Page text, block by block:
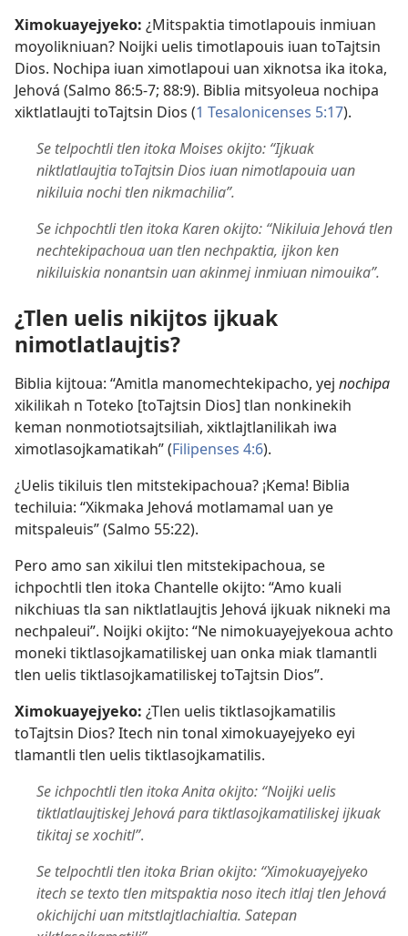
Ximokuayejyeko: ¿Mitspaktia timotlapouis inmiuan
moyolikniuan? Noijki uelis timotlapouis iuan toTajtsin
Dios. Nochipa iuan ximotlapoui uan xiknotsa ika itoka,
Jehová (Salmo 86:5-7; 88:9). Biblia mitsyoleua nochipa
xiktlatlaujti toTajtsin Dios (1 Tesalonicenses 5:17).
Se telpochtli tlen itoka Moises okijto: “Ijkuak
niktlatlaujtia toTajtsin Dios iuan nimotlapouia uan
nikiluia nochi tlen nikmachilia”.
Se ichpochtli tlen itoka Karen okijto: “Nikiluia Jehová tlen
nechtekipachoua uan tlen nechpaktia, ijkon ken
nikiluiskia nonantsin uan akinmej inmiuan nimouika”.
¿Tlen uelis nikijtos ijkuak
nimotlatlaujtis?
Biblia kijtoua: “Amitla manomechtekipacho, yej nochipa
xikilikah n Toteko [toTajtsin Dios] tlan nonkinekih
keman nonmotiotsajtsiliah, xiktlajtlanilikah iwa
ximotlasojkamatikah” (Filipenses 4:6).
¿Uelis tikiluis tlen mitstekipachoua? ¡Kema! Biblia
techiluia: “Xikmaka Jehová motlamamal uan ye
mitspaleuis” (Salmo 55:22).
Pero amo san xikilui tlen mitstekipachoua, se
ichpochtli tlen itoka Chantelle okijto: “Amo kuali
nikchiuas tla san niktlatlaujtis Jehová ijkuak nikneki ma
nechpaleui”. Noijki okijto: “Ne nimokuayejyekoua achto
moneki tiktlasojkamatiliskej uan onka miak tlamantli
tlen uelis tiktlasojkamatiliskej toTajtsin Dios”.
Ximokuayejyeko: ¿Tlen uelis tiktlasojkamatilis
toTajtsin Dios? Itech nin tonal ximokuayejyeko eyi
tlamantli tlen uelis tiktlasojkamatilis.
Se ichpochtli tlen itoka Anita okijto: “Noijki uelis
tiktlatlaujtiskej Jehová para tiktlasojkamatiliskej ijkuak
tikitaj se xochitl”.
Se telpochtli tlen itoka Brian okijto: “Ximokuayejyeko
itech se texto tlen mitspaktia noso itech itlaj tlen Jehová
okichijchi uan mitstlajtlachialtia. Satepan